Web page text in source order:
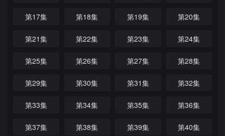
第17集 第18集 第19集 第20集
第21集 第22集 第23集 第24集
第25集 第26集 第27集 第28集
第29集 第30集 第31集 第32集
第33集 第34集 第35集 第36集
第37集 第38集 第39集 第40集